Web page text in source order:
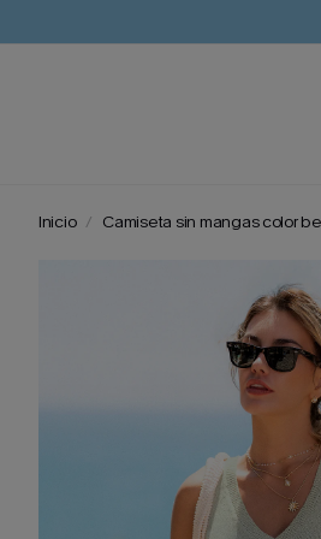
Inicio Camiseta sin mangas color